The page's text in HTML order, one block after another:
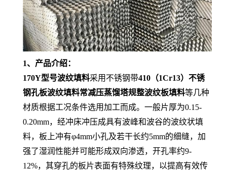
1、产品介绍：
170Y型号波纹填料采用不锈钢带410（1Cr13）不锈
钢孔板波纹填料常减压蒸馏塔规整波纹板填料等几种
材质根据工况条件选用加工而成。一般片厚为0.15-
0.20mm，经冲床冲压成具有波峰和波谷的波纹状填
料，板上冲有φ4mm小孔及若干长约5mm的细缝，加
强了湿润性能并可能形成双向渗透，开孔率约9-
12%，其穿孔的板片表面有特殊纹理，以提高有效传